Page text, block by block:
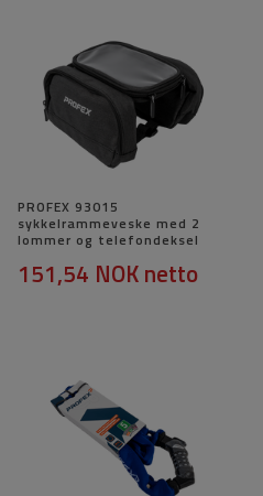
PROFEX 93015
sykkelrammeveske med 2
lommer og telefondeksel
151,54 NOKnetto